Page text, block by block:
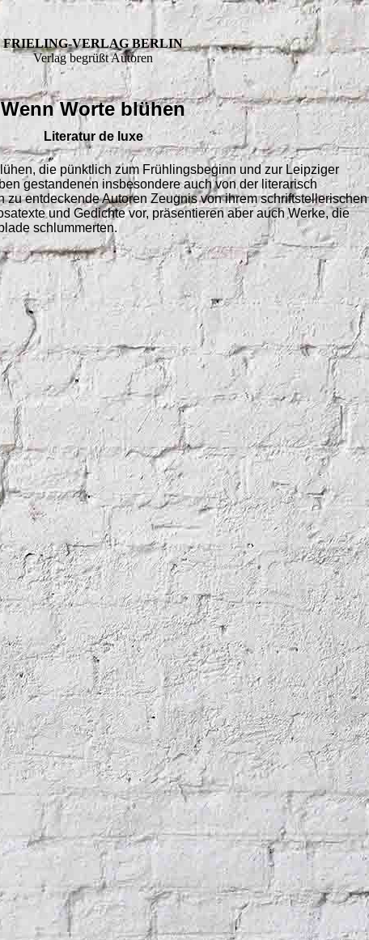
FRIELING-VERLAG BERLIN
Verlag begrüßt Autoren
Wenn Worte blühen
Literatur de luxe
die pünktlich zum Frühlingsbeginn und zur Leipziger
gestandenen insbesondere auch von der literarisch
zu entdeckende Autoren Zeugnis von ihrem schriftstellerischen
und Gedichte vor, präsentieren aber auch Werke, die
schlummerten.